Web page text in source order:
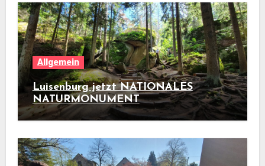
Allgemein
Luisenburg jetzt NATIONALES
NATURMONUMENT